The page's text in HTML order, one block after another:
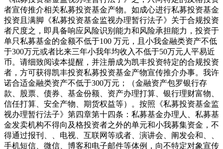
者宣传推介相关私募投资基金产物。如成心进行私募投资基金
投资且满脚《私募投资基金监视办理暂行法子》关于合规投资
者尺度之，即具备响应风险识别能力和风险承担能力，投资于
单只私募基金的金额不低于100 万元，且小我金融类资产不低
于300万元或者比来三年小我年均收入不低于50万元人平易近
币。请细致阅读本提醒，并注册成为凯丰投资特定的合规投资
者，方可获得凯丰投资私募投资基金产物宣传推介办事。我许
诺合适金融类资产不低于300万元；（金融资产包罗银行存
款、股票、债券、基金份额、资产办理打算、银行理财富物、
信任打算、安全产物、期货权益等）。按照《私募投资基金监
视办理暂行法子》第四章第十四条：私募基金办理人、私募基
金发卖机构不得向及格投资者之外的单元和小我募集资金，不
得通过报刊、、电视、互联网等或者、演讲会、阐发会和、、
手机短信、微信、博客和电子邮件等体例，向不特定对象宣传